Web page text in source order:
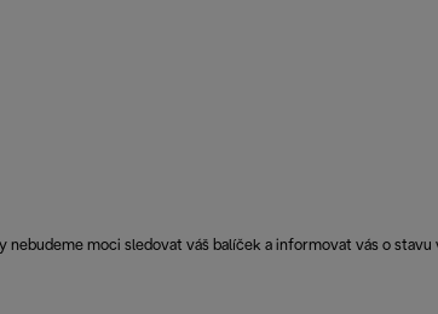
moci sledovat váš balíček a informovat vás o stavu